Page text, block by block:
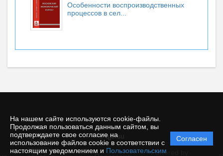
На нашем сайте используются cookie-файлы.
Продолжая пользоваться данным сайтом, вы
подтверждаете свое согласие на
использование файлов cookie в соответствии с
настоящим уведомлением и Пользовательским
Согласен
Особенности воспроизводственных
процессов в сел...
© qje.su
Политика
защиты и
Powered by